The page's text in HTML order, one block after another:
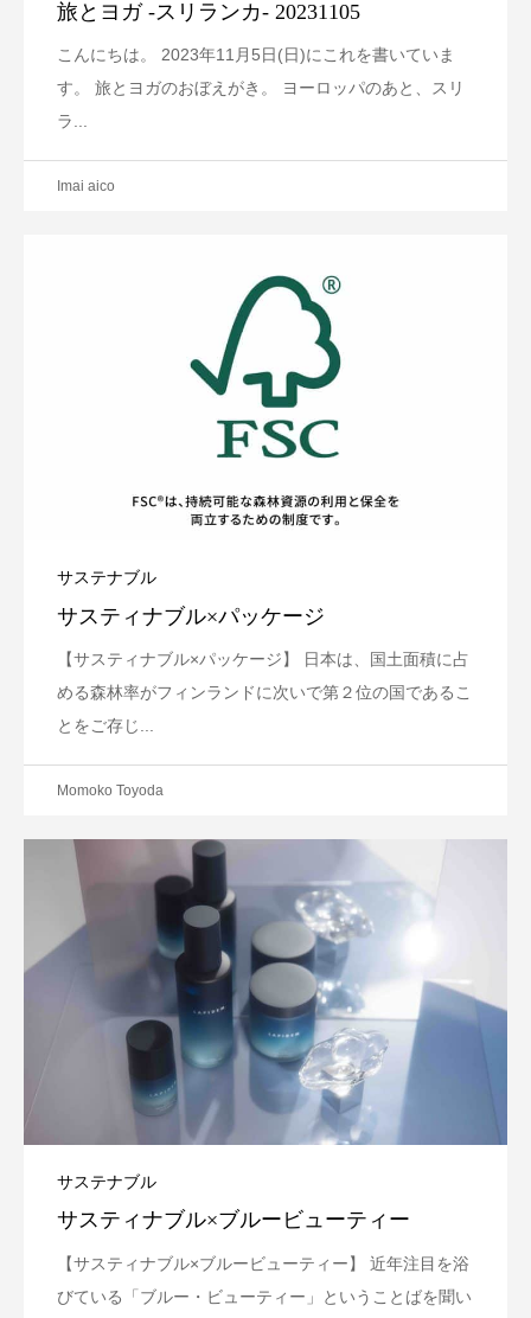
旅とヨガ -スリランカ- 20231105
こんにちは。 2023年11月5日(日)にこれを書いていま
す。 旅とヨガのおぼえがき。 ヨーロッパのあと、スリ
ラ...
Imai aico
サステナブル
サスティナブル×パッケージ
【サスティナブル×パッケージ】 日本は、国土面積に占
める森林率がフィンランドに次いで第２位の国であるこ
とをご存じ...
Momoko Toyoda
サステナブル
サスティナブル×ブルービューティー
【サスティナブル×ブルービューティー】 近年注目を浴
びている「ブルー・ビューティー」ということばを聞い